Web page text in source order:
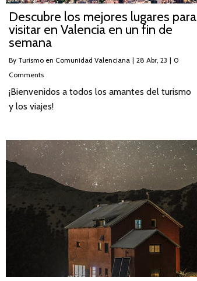
Descubre los mejores lugares para
visitar en Valencia en un fin de
semana
By Turismo en Comunidad Valenciana | 28 Abr, 23 | 0
Comments
¡Bienvenidos a todos los amantes del turismo
y los viajes!